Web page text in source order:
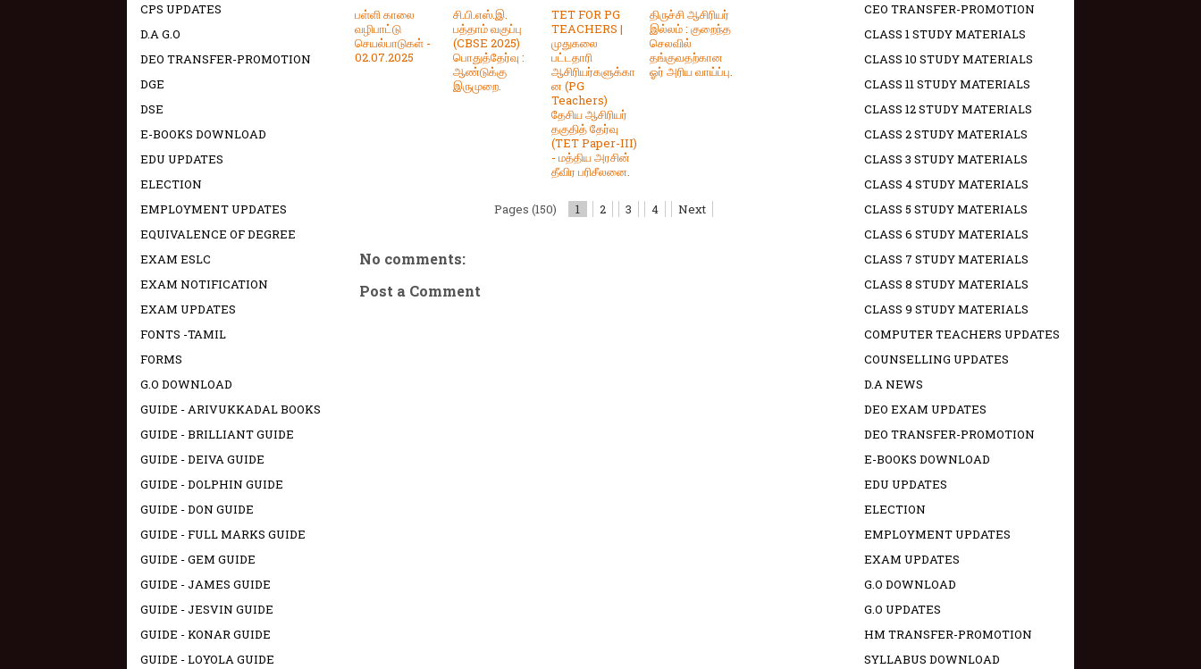
பள்ளி காலை
வழிபாட்டு
செயல்பாடுகள் -
02.07.2025
சி.பி.எஸ்.இ.
பத்தாம் வகுப்பு
(CBSE 2025)
பொதுத்தேர்வு :
ஆண்டுக்கு
இருமுறை.
TET FOR PG
TEACHERS |
முதுகலை
பட்டதாரி
ஆசிரியர்களுக்கா
ன (PG
Teachers)
தேசிய ஆசிரியர்
தகுதித் தேர்வு
(TET Paper-III)
- மத்திய அரசின்
தீவிர பரிசீலனை.
திருச்சி ஆசிரியர்
இல்லம் : குறைந்த
செலவில்
தங்குவதற்கான
ஓர் அரிய வாய்ப்பு.
Pages (150) 1 2 3 4 Next
No comments:
Post a Comment
CPS UPDATES
D.A G.O
DEO TRANSFER-PROMOTION
DGE
DSE
E-BOOKS DOWNLOAD
EDU UPDATES
ELECTION
EMPLOYMENT UPDATES
EQUIVALENCE OF DEGREE
EXAM ESLC
EXAM NOTIFICATION
EXAM UPDATES
FONTS -TAMIL
FORMS
G.O DOWNLOAD
GUIDE - ARIVUKKADAL BOOKS
GUIDE - BRILLIANT GUIDE
GUIDE - DEIVA GUIDE
GUIDE - DOLPHIN GUIDE
GUIDE - DON GUIDE
GUIDE - FULL MARKS GUIDE
GUIDE - GEM GUIDE
GUIDE - JAMES GUIDE
GUIDE - JESVIN GUIDE
GUIDE - KONAR GUIDE
GUIDE - LOYOLA GUIDE
CEO TRANSFER-PROMOTION
CLASS 1 STUDY MATERIALS
CLASS 10 STUDY MATERIALS
CLASS 11 STUDY MATERIALS
CLASS 12 STUDY MATERIALS
CLASS 2 STUDY MATERIALS
CLASS 3 STUDY MATERIALS
CLASS 4 STUDY MATERIALS
CLASS 5 STUDY MATERIALS
CLASS 6 STUDY MATERIALS
CLASS 7 STUDY MATERIALS
CLASS 8 STUDY MATERIALS
CLASS 9 STUDY MATERIALS
COMPUTER TEACHERS UPDATES
COUNSELLING UPDATES
D.A NEWS
DEO EXAM UPDATES
DEO TRANSFER-PROMOTION
E-BOOKS DOWNLOAD
EDU UPDATES
ELECTION
EMPLOYMENT UPDATES
EXAM UPDATES
G.O DOWNLOAD
G.O UPDATES
HM TRANSFER-PROMOTION
SYLLABUS DOWNLOAD